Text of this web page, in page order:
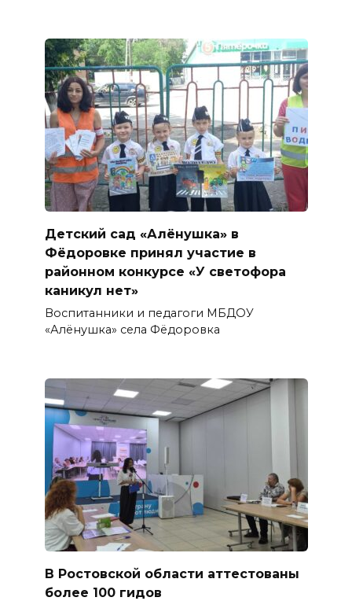
Детский сад «Алёнушка» в
Фёдоровке принял участие в
районном конкурсе «У светофора
каникул нет»
Воспитанники и педагоги МБДОУ
«Алёнушка» села Фёдоровка
В Ростовской области аттестованы
более 100 гидов